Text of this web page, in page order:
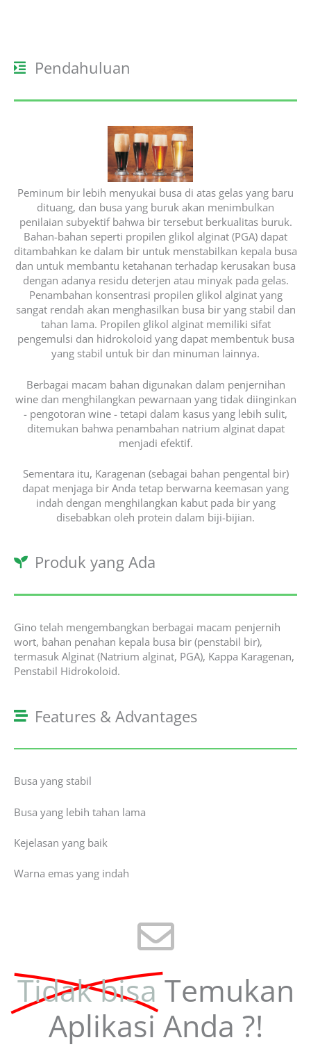
Pendahuluan
Peminum bir lebih menyukai busa di atas gelas yang baru
dituang, dan busa yang buruk akan menimbulkan
penilaian subyektif bahwa bir tersebut berkualitas buruk.
Bahan-bahan seperti propilen glikol alginat (PGA) dapat
ditambahkan ke dalam bir untuk menstabilkan kepala busa
dan untuk membantu ketahanan terhadap kerusakan busa
dengan adanya residu deterjen atau minyak pada gelas.
Penambahan konsentrasi propilen glikol alginat yang
sangat rendah akan menghasilkan busa bir yang stabil dan
tahan lama. Propilen glikol alginat memiliki sifat
pengemulsi dan hidrokoloid yang dapat membentuk busa
yang stabil untuk bir dan minuman lainnya.
Berbagai macam bahan digunakan dalam penjernihan
wine dan menghilangkan pewarnaan yang tidak diinginkan
- pengotoran wine - tetapi dalam kasus yang lebih sulit,
ditemukan bahwa penambahan natrium alginat dapat
menjadi efektif.
Sementara itu, Karagenan (sebagai bahan pengental bir)
dapat menjaga bir Anda tetap berwarna keemasan yang
indah dengan menghilangkan kabut pada bir yang
disebabkan oleh protein dalam biji-bijian.
Produk yang Ada
Gino telah mengembangkan berbagai macam penjernih
wort, bahan penahan kepala busa bir (penstabil bir),
termasuk Alginat (Natrium alginat, PGA), Kappa Karagenan,
Penstabil Hidrokoloid.
Features & Advantages
Busa yang stabil
Busa yang lebih tahan lama
Kejelasan yang baik
Warna emas yang indah
Tidak bisa Temukan
Aplikasi Anda ?!